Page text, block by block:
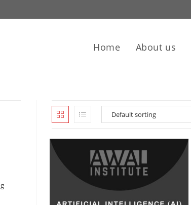
Home About us